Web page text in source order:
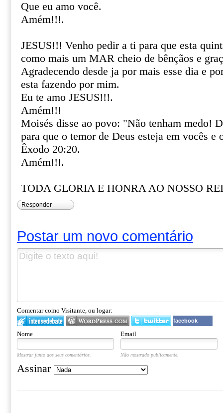
Que eu amo você.
Amém!!!.
JESUS!!! Venho pedir a ti para que esta
como mais um MAR cheio de bênçãos e
Agradecendo desde ja por mais esse dia e
esta fazendo por mim.
Eu te amo JESUS!!!.
Amém!!!
Moisés disse ao povo: "Não tenham medo!
para que o temor de Deus esteja em vocês e
Êxodo 20:20.
Amém!!!.
TODA GLORIA E HONRA AO NOSSO
Responder
Postar um novo comentário
Comentar como Visitante, ou logar:
facebook
Nome Email
Mostrar junto aos seus comentários. Não mostrado publicamente.
Assinar